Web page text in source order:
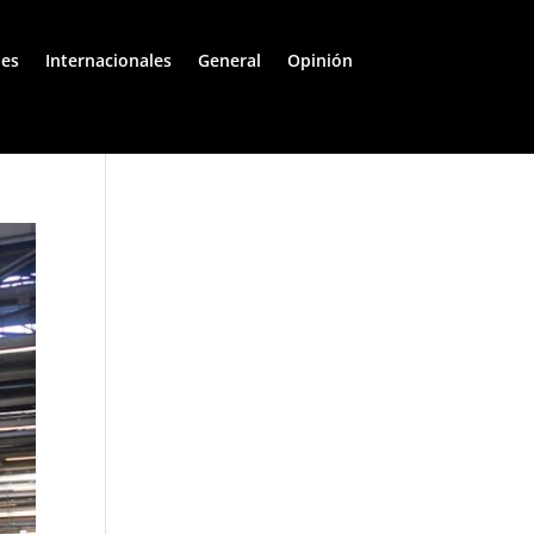
Internacionales General Opinión